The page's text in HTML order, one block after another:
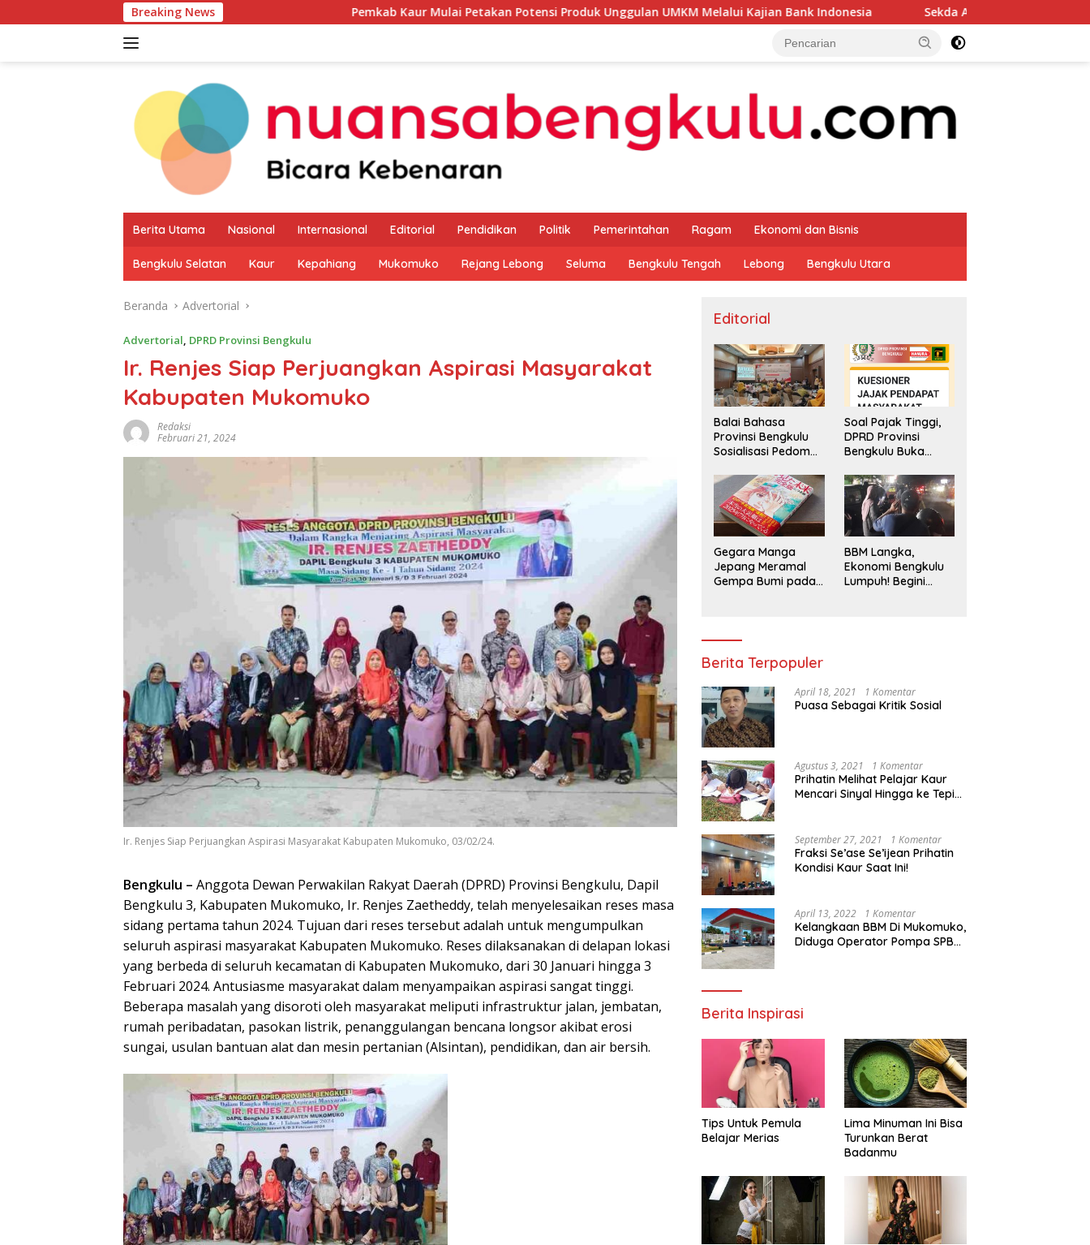
ke
Breaking News Pemkab Kaur Mulai Petakan Potensi Produk Unggulan UMKM Melalui Kajian Bank Indonesia Sekda Apresiasi Inspektorat Provinsi Bengkulu
Berita Utama Nasional Internasional Editorial Pendidikan Politik Pemerintahan Ragam Ekonomi dan Bisnis
Bengkulu Selatan Kaur Kepahiang Mukomuko Rejang Lebong Seluma Bengkulu Tengah Lebong Bengkulu Utara
Beranda Advertorial
Advertorial, DPRD Provinsi Bengkulu
Ir. Renjes Siap Perjuangkan Aspirasi Masyarakat
Kabupaten Mukomuko
Redaksi
Februari 21, 2024
Ir. Renjes Siap Perjuangkan Aspirasi Masyarakat Kabupaten Mukomuko, 03/02/24.
Bengkulu – Anggota Dewan Perwakilan Rakyat Daerah (DPRD) Provinsi Bengkulu, Dapil
Bengkulu 3, Kabupaten Mukomuko, Ir. Renjes Zaetheddy, telah menyelesaikan reses masa
sidang pertama tahun 2024. Tujuan dari reses tersebut adalah untuk mengumpulkan
seluruh aspirasi masyarakat Kabupaten Mukomuko. Reses dilaksanakan di delapan lokasi
yang berbeda di seluruh kecamatan di Kabupaten Mukomuko, dari 30 Januari hingga 3
Februari 2024. Antusiasme masyarakat dalam menyampaikan aspirasi sangat tinggi.
Beberapa masalah yang disoroti oleh masyarakat meliputi infrastruktur jalan, jembatan,
rumah peribadatan, pasokan listrik, penanggulangan bencana longsor akibat erosi
sungai, usulan bantuan alat dan mesin pertanian (Alsintan), pendidikan, dan air bersih.
Editorial
Balai Bahasa
Provinsi Bengkulu
Sosialisasi Pedoman
Penggunaan
Bahasa Indonesia
Soal Pajak Tinggi,
DPRD Provinsi
Bengkulu Buka
Pengaduan
Masyarakat
Gegara Manga
Jepang Meramal
Gempa Bumi pada
BBM Langka,
Ekonomi Bengkulu
Lumpuh! Begini
Berita Terpopuler
April 18, 2021 1 Komentar
Puasa Sebagai Kritik Sosial
Agustus 3, 2021 1 Komentar
Prihatin Melihat Pelajar Kaur
Mencari Sinyal Hingga ke Tepi
Segera Bertindak
September 27, 2021 1 Komentar
Fraksi Se’ase Se’ijean Prihatin
Kondisi Kaur Saat Ini!
April 13, 2022 1 Komentar
Kelangkaan BBM Di Mukomuko,
Diduga Operator Pompa SPBU
Berita Inspirasi
Tips Untuk Pemula
Belajar Merias
Lima Minuman Ini Bisa
Turunkan Berat
Badanmu